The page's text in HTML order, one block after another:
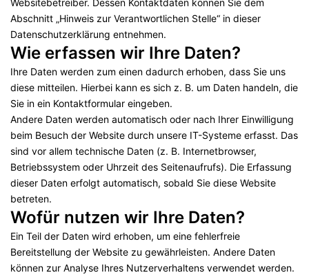
Abschnitt „Hinweis zur Verantwortlichen Stelle“ in dieser
Datenschutzerklärung entnehmen.
Wie erfassen wir Ihre Daten?
Ihre Daten werden zum einen dadurch erhoben, dass Sie uns
diese mitteilen. Hierbei kann es sich z. B. um Daten handeln, die
Sie in ein Kontaktformular eingeben.
Andere Daten werden automatisch oder nach Ihrer Einwilligung
beim Besuch der Website durch unsere IT-Systeme erfasst. Das
sind vor allem technische Daten (z. B. Internetbrowser,
Betriebssystem oder Uhrzeit des Seitenaufrufs). Die Erfassung
dieser Daten erfolgt automatisch, sobald Sie diese Website
betreten.
Wofür nutzen wir Ihre Daten?
Ein Teil der Daten wird erhoben, um eine fehlerfreie
Bereitstellung der Website zu gewährleisten. Andere Daten
können zur Analyse Ihres Nutzerverhaltens verwendet werden.